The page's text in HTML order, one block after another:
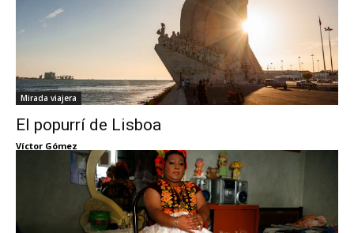
Mirada viajera
El popurrí de Lisboa
Víctor Gómez